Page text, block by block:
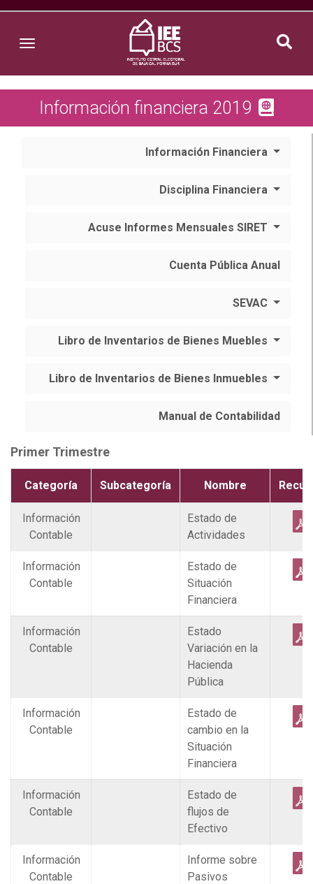
Toggle navigation
Información financiera 2019
Información Financiera
Disciplina Financiera
Acuse Informes Mensuales SIRET
Cuenta Pública Anual
SEVAC
Libro de Inventarios de Bienes Muebles
Libro de Inventarios de Bienes Inmuebles
Manual de Contabilidad
Primer Trimestre
Categoría Subcategoría Nombre
Información
Contable
Estado de
Actividades
Información
Contable
Estado de
Situación
Financiera
Información
Contable
Estado
Variación en la
Hacienda
Pública
Información
Contable
Estado de
cambio en la
Situación
Financiera
Información
Contable
Estado de
flujos de
Efectivo
Información
Contable
Informe sobre
Pasivos